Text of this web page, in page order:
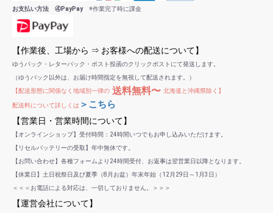
お支払い方法 ④PayPay※作業完了時に課金
【作業後、工場から ⇒ お客様への配送について】
ゆうパック・レターパック・ポスト投函のクリックポストにて発送します。
（ゆうパック以外は、お届け時間指定を無視して配送されます。）
【配送形態に関係なく地域別一律の 送料無料〜 北海道と沖縄県除く】
配送料について詳しくは ＞こちら
【営業日・営業時間について】
【オンラインショップ】受付時間：24時間いつでもお申し込みいただけます。
【リセルバッテリーの受取】年中無休です。
【お問い合わせ】各種フォームより24時間受付、お返事は翌営業日以降となります。
【休業日】土日祝祭日及び夏季（8月お盆）年末年始（12月29日～1月3日）
＜＜＜お電話による対応は、一切しておりません。＞＞＞
【運営会社について】